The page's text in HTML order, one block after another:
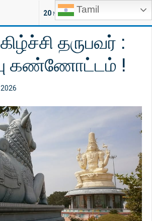
Tamil
20 NEW ARTICLES
தருபவர் :
கண்ணோட்டம் !